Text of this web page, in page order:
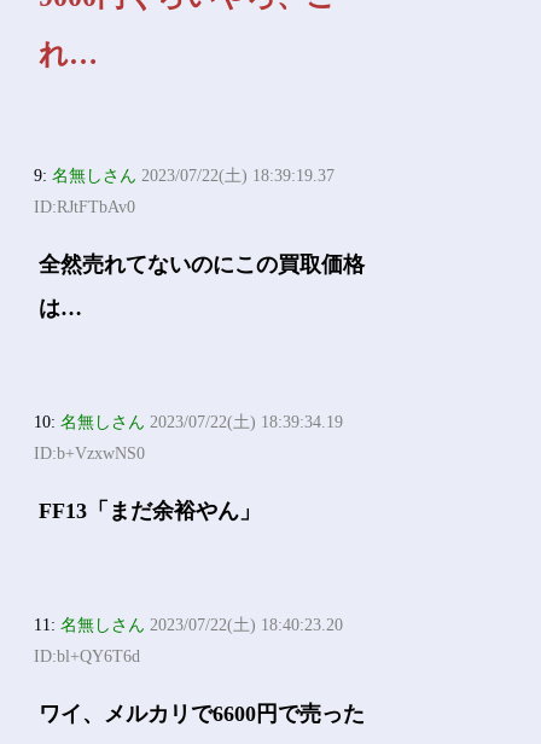
れ…
9:名無しさん 2023/07/22(土) 18:39:19.37
ID:RJtFTbAv0
全然売れてないのにこの買取価格
は…
10:名無しさん 2023/07/22(土) 18:39:34.19
ID:b+VzxwNS0
FF13「まだ余裕やん」
11:名無しさん 2023/07/22(土) 18:40:23.20
ID:bl+QY6T6d
ワイ、メルカリで6600円で売った